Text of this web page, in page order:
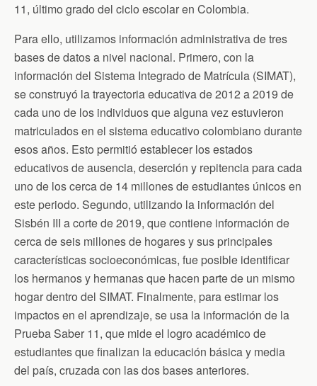
11, último grado del ciclo escolar en Colombia.
Para ello, utilizamos información administrativa de tres
bases de datos a nivel nacional. Primero, con la
información del Sistema Integrado de Matrícula (SIMAT),
se construyó la trayectoria educativa de 2012 a 2019 de
cada uno de los individuos que alguna vez estuvieron
matriculados en el sistema educativo colombiano durante
esos años. Esto permitió establecer los estados
educativos de ausencia, deserción y repitencia para cada
uno de los cerca de 14 millones de estudiantes únicos en
este periodo. Segundo, utilizando la información del
Sisbén III a corte de 2019, que contiene información de
cerca de seis millones de hogares y sus principales
características socioeconómicas, fue posible identificar
los hermanos y hermanas que hacen parte de un mismo
hogar dentro del SIMAT. Finalmente, para estimar los
impactos en el aprendizaje, se usa la información de la
Prueba Saber 11, que mide el logro académico de
estudiantes que finalizan la educación básica y media
del país, cruzada con las dos bases anteriores.